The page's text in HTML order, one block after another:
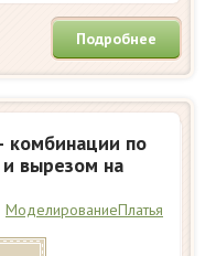
Подробнее
комбинации по
и вырезом на
МоделированиеПлатья